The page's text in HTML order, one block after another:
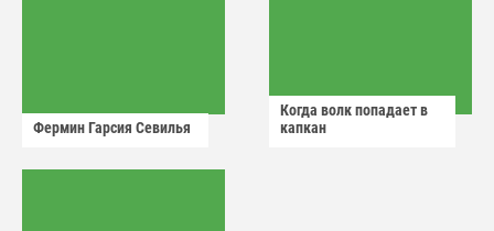
Фермин Гарсия Севилья
Когда волк попадает в
капкан